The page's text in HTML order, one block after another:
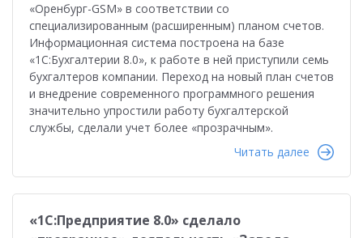
«Оренбург-GSM» в соответствии со
специализированным (расширенным) планом счетов.
Информационная система построена на базе
«1С:Бухгалтерии 8.0», к работе в ней приступили семь
бухгалтеров компании. Переход на новый план счетов
и внедрение современного программного решения
значительно упростили работу бухгалтерской
службы, сделали учет более «прозрачным».
Читать далее
«1С:Предприятие 8.0» сделало